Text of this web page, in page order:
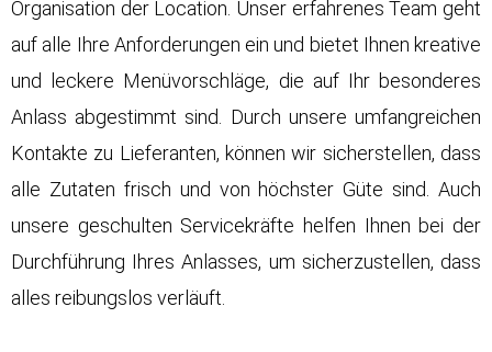
Organisation der Location. Unser erfahrenes Team geht
auf alle Ihre Anforderungen ein und bietet Ihnen kreative
und leckere Menüvorschläge, die auf Ihr besonderes
Anlass abgestimmt sind. Durch unsere umfangreichen
Kontakte zu Lieferanten, können wir sicherstellen, dass
alle Zutaten frisch und von höchster Güte sind. Auch
unsere geschulten Servicekräfte helfen Ihnen bei der
Durchführung Ihres Anlasses, um sicherzustellen, dass
alles reibungslos verläuft.